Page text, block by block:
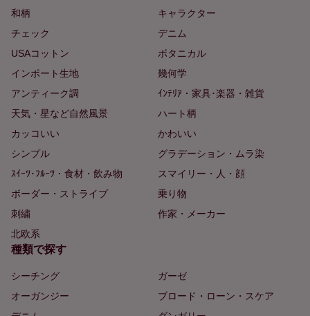
和柄
キャラクター
チェック
デニム
USAコットン
ボタニカル
インポート生地
幾何学
アンティーク調
ｲﾝﾃﾘｱ・家具･楽器・雑貨
天気・星など自然風景
ハート柄
カッコいい
かわいい
シンプル
グラデーション・ムラ染
ｽｲｰﾂ･ﾌﾙｰﾂ・食材・飲み物
スマイリー・人・顔
ボーダー・ストライプ
乗り物
刺繍
作家・メーカー
北欧系
種類で探す
シーチング
ガーゼ
オーガンジー
ブロード・ローン・スケア